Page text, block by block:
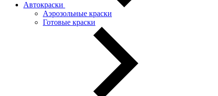
Автокраски
Аэрозольные краски
Готовые краски